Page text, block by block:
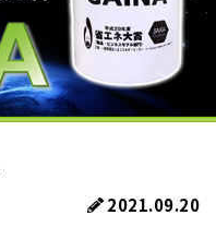
2021.09.20